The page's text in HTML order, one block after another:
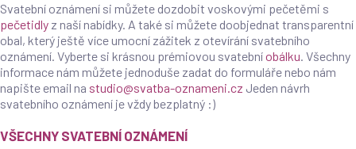
Svatební oznámení si můžete dozdobit voskovými pečetěmi s
pečetidly z naší nabídky. A také si můžete doobjednat transparentní
obal, který ještě více umocní zážitek z otevírání svatebního
oznámení. Vyberte si krásnou prémiovou svatebníobálku. Všechny
informace nám můžete jednoduše zadat do formuláře nebo nám
napište email na studio@svatba-oznameni.cz Jeden návrh
svatebního oznámení je vždy bezplatný :)
VŠECHNY SVATEBNÍ OZNÁMENÍ